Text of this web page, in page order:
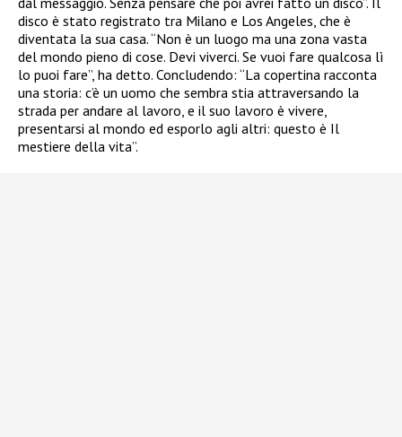
disco è stato registrato tra Milano e Los Angeles, che è
diventata la sua casa. “Non è un luogo ma una zona vasta
del mondo pieno di cose. Devi viverci. Se vuoi fare qualcosa lì
lo puoi fare”, ha detto. Concludendo: “La copertina racconta
una storia: c’è un uomo che sembra stia attraversando la
strada per andare al lavoro, e il suo lavoro è vivere,
presentarsi al mondo ed esporlo agli altri: questo è Il
mestiere della vita”.